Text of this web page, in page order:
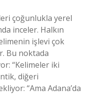
çoğunlukla yerel
inceler. Halkın
işlevi çok
Bu noktada
“Kelimeler iki
diğeri
“Ama Adana’da